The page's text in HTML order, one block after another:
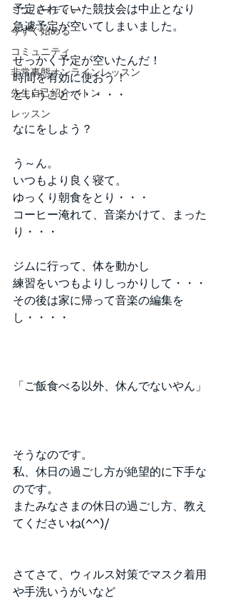
ミニパーティー
今すぐ始める
コミュニティ
非常事態オンラインレッスン
先生自己紹介バトン
レッスン
予定されていた競技会は中止となり
急遽予定が空いてしまいました。
せっかく予定が空いたんだ！
時間を有効に使おう！
ということで・・・・
なにをしよう？
う～ん。
いつもより良く寝て。
ゆっくり朝食をとり・・・
コーヒー淹れて、音楽かけて、まった
り・・・
ジムに行って、体を動かし
練習をいつもよりしっかりして・・・
その後は家に帰って音楽の編集を
し・・・・
「ご飯食べる以外、休んでないやん」
そうなのです。
私、休日の過ごし方が絶望的に下手な
のです。
またみなさまの休日の過ごし方、教え
てくださいね(^^)/
さてさて、ウィルス対策でマスク着用
や手洗いうがいなど